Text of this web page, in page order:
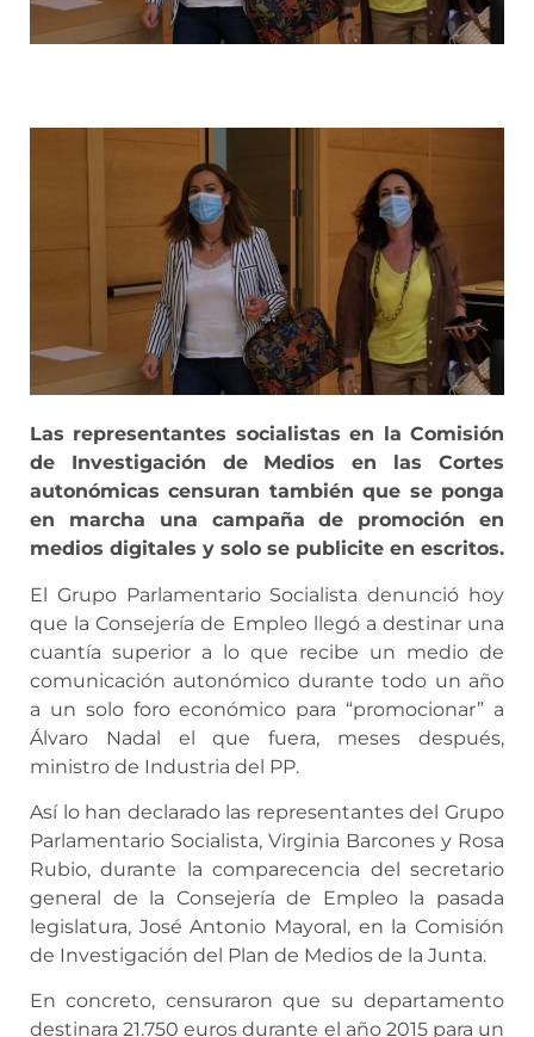
Las representantes socialistas en la Comisión
de Investigación de Medios en las Cortes
autonómicas censuran también que se ponga
en marcha una campaña de promoción en
medios digitales y solo se publicite en escritos.
El Grupo Parlamentario Socialista denunció hoy
que la Consejería de Empleo llegó a destinar una
cuantía superior a lo que recibe un medio de
comunicación autonómico durante todo un año
a un solo foro económico para “promocionar” a
Álvaro Nadal el que fuera, meses después,
ministro de Industria del PP.
Así lo han declarado las representantes del Grupo
Parlamentario Socialista, Virginia Barcones y Rosa
Rubio, durante la comparecencia del secretario
general de la Consejería de Empleo la pasada
legislatura, José Antonio Mayoral, en la Comisión
de Investigación del Plan de Medios de la Junta.
En concreto, censuraron que su departamento
destinara 21.750 euros durante el año 2015 para un